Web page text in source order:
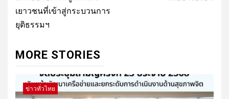
เยาวชนที่เข้าสู่กระบวนการ
ยุติธรรมฯ
MORE STORIES
ข่าวทั่วไทย